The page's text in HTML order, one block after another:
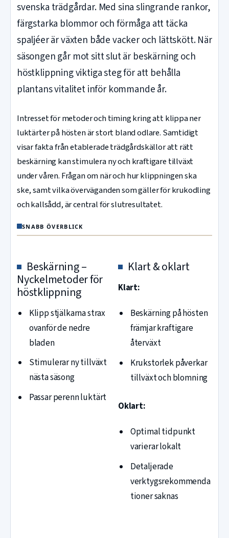
svenska trädgårdar. Med sina slingrande rankor,
färgstarka blommor och förmåga att täcka
spaljéer är växten både vacker och lättskött. När
säsongen går mot sitt slut är beskärning och
höstklippning viktiga steg för att behålla
plantans vitalitet inför kommande år.
Intresset för metoder och timing kring att klippa ner
luktärter på hösten är stort bland odlare. Samtidigt
visar fakta från etablerade trädgårdskällor att rätt
beskärning kan stimulera ny och kraftigare tillväxt
under våren. Frågan om när och hur klippningen ska
ske, samt vilka överväganden som gäller för krukodling
och kallsådd, är central för slutresultatet.
SNABB ÖVERBLICK
Beskärning –
Nyckelmetoder för
höstklippning
Klipp stjälkarna strax
ovanför de nedre
bladen
Stimulerar ny tillväxt
nästa säsong
Passar perenn luktärt
Klart & oklart
Klart:
Beskärning på hösten
främjar kraftigare
återväxt
Krukstorlek påverkar
tillväxt och blomning
Oklart:
Optimal tidpunkt
varierar lokalt
Detaljerade
verktygsrekommenda
tioner saknas